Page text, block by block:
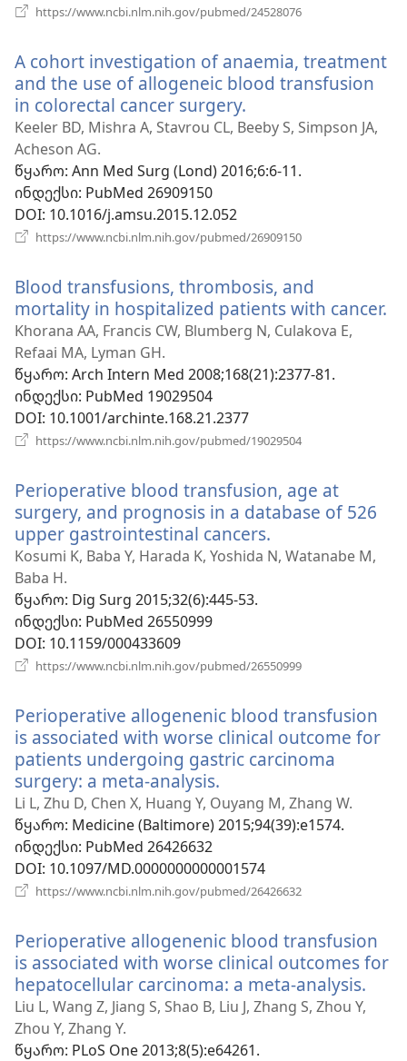
https://www.ncbi.nlm.nih.gov/pubmed/24528076
A cohort investigation of anaemia, treatment
and the use of allogeneic blood transfusion
in colorectal cancer surgery.
ახალი
Keeler BD, Mishra A, Stavrou CL, Beeby S, Simpson JA,
Acheson AG.
წყარო‎: Ann Med Surg (Lond) 2016;6:6-11.
ინდექსი‎: PubMed 26909150
DOI‎: 10.1016/j.amsu.2015.12.052
https://www.ncbi.nlm.nih.gov/pubmed/26909150
Blood transfusions, thrombosis, and
mortality in hospitalized patients with cancer.
Khorana AA, Francis CW, Blumberg N, Culakova E,
Refaai MA, Lyman GH.
წყარო‎: Arch Intern Med 2008;168(21):2377-81.
ინდექსი‎: PubMed 19029504
DOI‎: 10.1001/archinte.168.21.2377
https://www.ncbi.nlm.nih.gov/pubmed/19029504
Perioperative blood transfusion, age at
surgery, and prognosis in a database of 526
upper gastrointestinal cancers.
ახალი
Kosumi K, Baba Y, Harada K, Yoshida N, Watanabe M,
Baba H.
წყარო‎: Dig Surg 2015;32(6):445-53.
ინდექსი‎: PubMed 26550999
DOI‎: 10.1159/000433609
https://www.ncbi.nlm.nih.gov/pubmed/26550999
Perioperative allogenenic blood transfusion
is associated with worse clinical outcome for
patients undergoing gastric carcinoma
surgery: a meta-analysis.
ახალი
ფანჯარა)
Li L, Zhu D, Chen X, Huang Y, Ouyang M, Zhang W.
წყარო‎: Medicine (Baltimore) 2015;94(39):e1574.
ინდექსი‎: PubMed 26426632
DOI‎: 10.1097/MD.0000000000001574
https://www.ncbi.nlm.nih.gov/pubmed/26426632
Perioperative allogenenic blood transfusion
is associated with worse clinical outcomes for
hepatocellular carcinoma: a meta-analysis.
Liu L, Wang Z, Jiang S, Shao B, Liu J, Zhang S, Zhou Y,
Zhou Y, Zhang Y.
წყარო‎: PLoS One 2013;8(5):e64261.